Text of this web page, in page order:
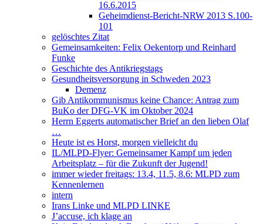
16.6.2015
Geheimdienst-Bericht-NRW 2013 S.100-
101
gelöschtes Zitat
Gemeinsamkeiten: Felix Oekentorp und Reinhard
Funke
Geschichte des Antikriegstags
Gesundheitsversorgung in Schweden 2023
Demenz
Gib Antikommunismus keine Chance: Antrag zum
BuKo der DFG-VK im Oktober 2024
Herrn Eggerts automatischer Brief an den lieben Olaf
…
Heute ist es Horst, morgen vielleicht du
IL/MLPD-Flyer: Gemeinsamer Kampf um jeden
Arbeitsplatz – für die Zukunft der Jugend!
immer wieder freitags: 13.4, 11.5, 8.6: MLPD zum
Kennenlernen
intern
Irans Linke und MLPD LINKE
J’accuse, ich klage an